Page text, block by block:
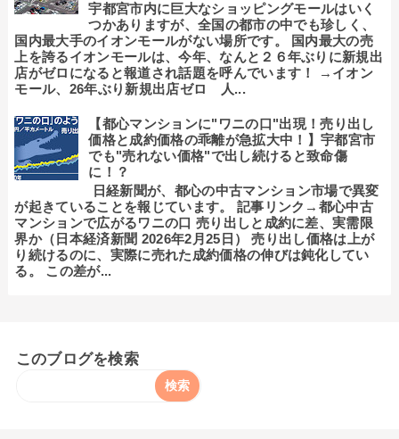
宇都宮市内に巨大なショッピングモールはいく
つかありますが、全国の都市の中でも珍しく、
国内最大手のイオンモールがない場所です。 国内最大の売
上を誇るイオンモールは、今年、なんと２６年ぶりに新規出
店がゼロになると報道され話題を呼んでいます！ →イオン
モール、26年ぶり新規出店ゼロ 人...
【都心マンションに"ワニの口"出現！売り出し
価格と成約価格の乖離が急拡大中！】宇都宮市
でも"売れない価格"で出し続けると致命傷
に！？
日経新聞が、都心の中古マンション市場で異変
が起きていることを報じています。 記事リンク→都心中古
マンションで広がるワニの口 売り出しと成約に差、実需限
界か（日本経済新聞 2026年2月25日） 売り出し価格は上が
り続けるのに、実際に売れた成約価格の伸びは鈍化してい
る。 この差が...
このブログを検索